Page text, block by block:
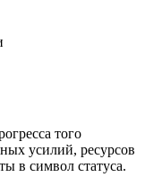
того
усилий, ресурсов
в символ статуса.